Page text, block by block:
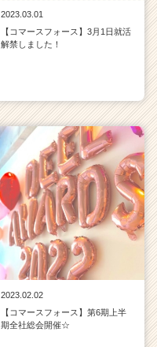
2023.03.01
【コマースフォース】3月1日就活
解禁しました！
2023.02.02
【コマースフォース】第6期上半
期全社総会開催☆